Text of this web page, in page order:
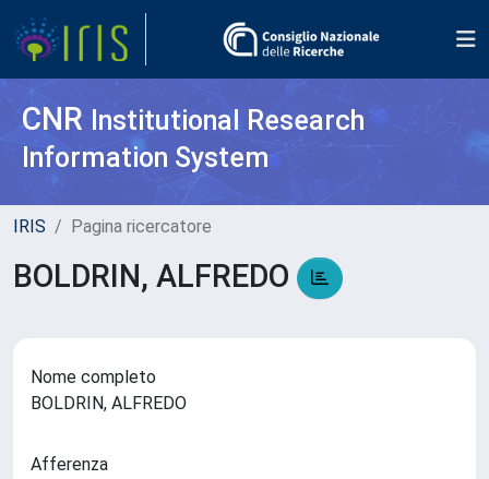
CNR Institutional Research
Information System
IRIS Pagina ricercatore
BOLDRIN, ALFREDO
Nome completo
BOLDRIN, ALFREDO
Afferenza